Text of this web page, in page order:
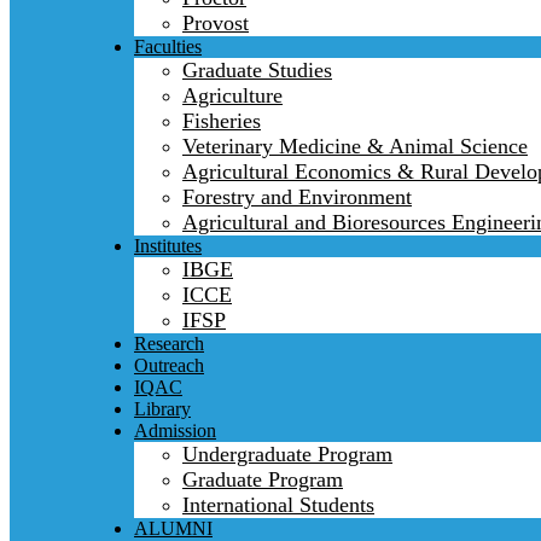
Provost
Faculties
Graduate Studies
Agriculture
Fisheries
Veterinary Medicine & Animal Science
Agricultural Economics & Rural
Forestry and Environment
Agricultural and Bioresources
Institutes
IBGE
ICCE
IFSP
Research
Outreach
IQAC
Library
Admission
Undergraduate Program
Graduate Program
International Students
ALUMNI